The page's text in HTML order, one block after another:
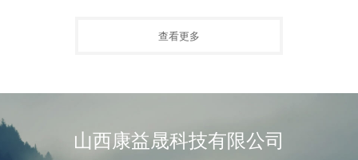
查看更多
山西康益晟科技有限公司